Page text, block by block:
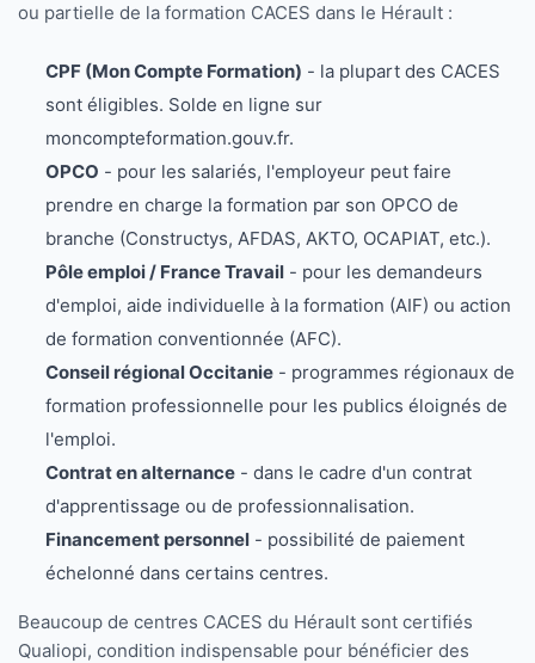
ou partielle de la formation CACES dans le Hérault :
CPF (Mon Compte Formation) - la plupart des CACES
sont éligibles. Solde en ligne sur
moncompteformation.gouv.fr.
OPCO - pour les salariés, l'employeur peut faire
prendre en charge la formation par son OPCO de
branche (Constructys, AFDAS, AKTO, OCAPIAT, etc.).
Pôle emploi / France Travail- pour les demandeurs
d'emploi, aide individuelle à la formation (AIF) ou action
de formation conventionnée (AFC).
Conseil régional Occitanie- programmes régionaux de
formation professionnelle pour les publics éloignés de
l'emploi.
Contrat en alternance- dans le cadre d'un contrat
d'apprentissage ou de professionnalisation.
Financement personnel- possibilité de paiement
échelonné dans certains centres.
Beaucoup de centres CACES du Hérault sont certifiés
Qualiopi, condition indispensable pour bénéficier des